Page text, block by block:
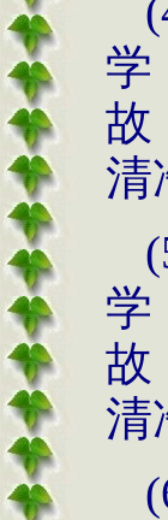
学
故
清
学
故
清